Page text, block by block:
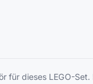
für dieses LEGO-Set.